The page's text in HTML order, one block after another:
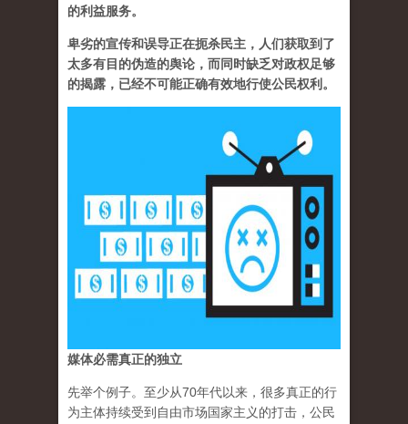
的利益服务。
卑劣的宣传和误导正在扼杀民主，人们获取到了
太多有目的伪造的舆论，而同时缺乏对政权足够
的揭露，已经不可能正确有效地行使公民权利。
媒体必需真正的独立
先举个例子。至少从70年代以来，很多真正的行
为主体持续受到自由市场国家主义的打击，公民